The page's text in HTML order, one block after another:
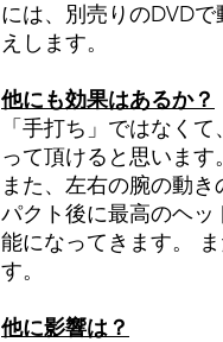
には、別売りのDVD
えします。
他にも効果はあるか？
「手打ち」ではなく
って頂けると思います。
また、左右の腕の動
パクト後に最高のヘ
能になってきます。
す。
他に影響は？